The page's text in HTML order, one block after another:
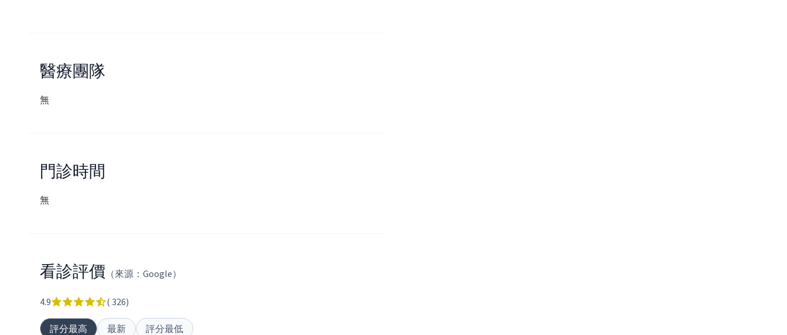
醫療團隊
無
門診時間
無
看診評價 （來源：Google）
4.9 ( 326)
評分最高 最新 評分最低